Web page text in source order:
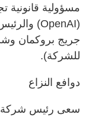
مسؤولية قانونية
(
OpenAI
)
جريج بروكمان
للشركة).
دوافع النزاع
سعى رئيس شركة